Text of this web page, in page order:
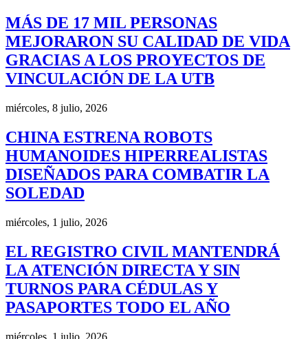
MÁS DE 17 MIL PERSONAS
MEJORARON SU CALIDAD DE VIDA
GRACIAS A LOS PROYECTOS DE
VINCULACIÓN DE LA UTB
miércoles, 8 julio, 2026
CHINA ESTRENA ROBOTS
HUMANOIDES HIPERREALISTAS
DISEÑADOS PARA COMBATIR LA
SOLEDAD
miércoles, 1 julio, 2026
EL REGISTRO CIVIL MANTENDRÁ
LA ATENCIÓN DIRECTA Y SIN
TURNOS PARA CÉDULAS Y
PASAPORTES TODO EL AÑO
miércoles, 1 julio, 2026